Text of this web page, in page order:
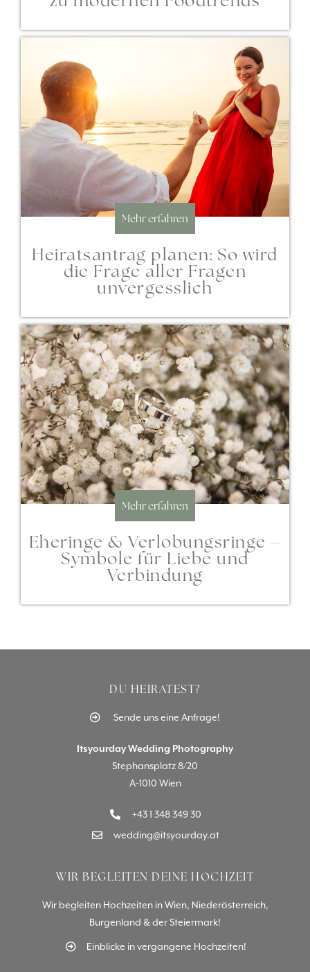
Mehr erfahren
Heiratsantrag planen: So wird
die Frage aller Fragen
unvergesslich
Mehr erfahren
Eheringe & Verlobungsringe –
Symbole für Liebe und
Verbindung
DU HEIRATEST?
Sende uns eine Anfrage!
Itsyourday Wedding Photography
Stephansplatz 8/20
A-1010 Wien
+43 1 348 349 30
wedding@itsyourday.at
WIR BEGLEITEN DEINE HOCHZEIT
Wir begleiten Hochzeiten in Wien, Niederösterreich,
Burgenland & der Steiermark!
Einblicke in vergangene Hochzeiten!